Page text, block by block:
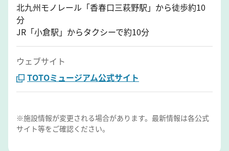
北九州モノレール「香春口三萩野駅」から徒歩約10
分
JR「小倉駅」からタクシーで約10分
ウェブサイト
TOTOミュージアム公式サイト
※施設情報が変更される場合があります。最新情報は各公式
サイト等をご確認ください。